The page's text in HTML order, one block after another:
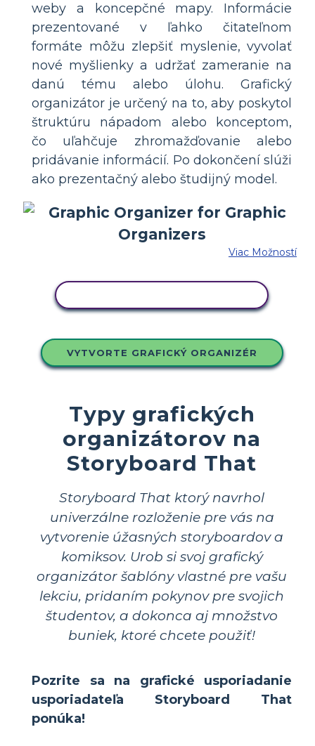
weby a koncepčné mapy. Informácie
prezentované v ľahko čitateľnom
formáte môžu zlepšiť myslenie, vyvolať
nové myšlienky a udržať zameranie na
danú tému alebo úlohu. Grafický
organizátor je určený na to, aby poskytol
štruktúru nápadom alebo konceptom,
čo uľahčuje zhromažďovanie alebo
pridávanie informácií. Po dokončení slúži
ako prezentačný alebo študijný model.
Viac Možností
VYTVORTE GRAFICKÝ ORGANIZÉR
Typy grafických
organizátorov na
Storyboard That
Storyboard That ktorý navrhol
univerzálne rozloženie pre vás na
vytvorenie úžasných storyboardov a
komiksov. Urob si svoj grafický
organizátor šablóny vlastné pre vašu
lekciu, pridaním pokynov pre svojich
študentov, a dokonca aj množstvo
buniek, ktoré chcete použiť!
Pozrite sa na grafické usporiadanie
usporiadateľa Storyboard That
ponúka!